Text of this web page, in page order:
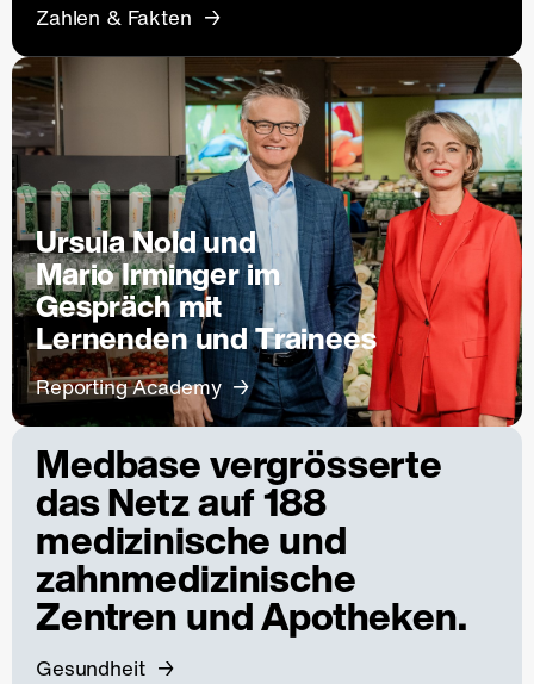
Zahlen & Fakten
Ursula Nold und
Mario Irminger im
Gespräch mit
Lernenden und Trainees
Reporting Academy
Medbase vergrösserte
das Netz auf 188
medizinische und
zahnmedizinische
Zentren und Apotheken.
Gesundheit